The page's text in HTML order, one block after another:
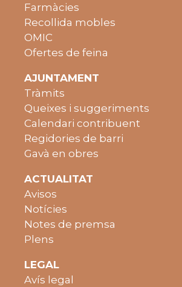
Farmàcies
Recollida mobles
OMIC
Ofertes de feina
AJUNTAMENT
Tràmits
Queixes i suggeriments
Calendari contribuent
Regidories de barri
Gavà en obres
ACTUALITAT
Avisos
Notícies
Notes de premsa
Plens
LEGAL
Avís legal